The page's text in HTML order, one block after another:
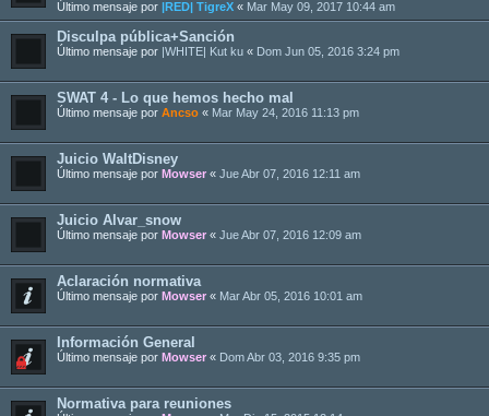
Último mensaje por |RED| TigreX « Mar May 09, 2017 10:44 am
Disculpa pública+Sanción
Último mensaje por |WHITE| Kut ku « Dom Jun 05, 2016 3:24 pm
SWAT 4 - Lo que hemos hecho mal
Último mensaje por Ancso « Mar May 24, 2016 11:13 pm
Juicio WaltDisney
Último mensaje por Mowser « Jue Abr 07, 2016 12:11 am
Juicio Alvar_snow
Último mensaje por Mowser « Jue Abr 07, 2016 12:09 am
Aclaración normativa
Último mensaje por Mowser « Mar Abr 05, 2016 10:01 am
Información General
Último mensaje por Mowser « Dom Abr 03, 2016 9:35 pm
Normativa para reuniones